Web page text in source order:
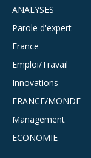
ANALYSES
Parole d'expert
France
Emploi/Travail
Innovations
FRANCE/MONDE
Management
ECONOMIE